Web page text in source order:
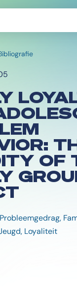
OF
Probleemgedrag,
Loyaliteit